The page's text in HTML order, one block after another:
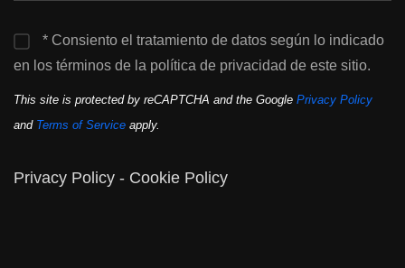
* Consiento el tratamiento de datos según lo indicado
en los términos de la política de privacidad de este sitio.
This site is protected by reCAPTCHA and the Google Privacy Policy
and Terms of Service apply.
Privacy Policy - Cookie Policy